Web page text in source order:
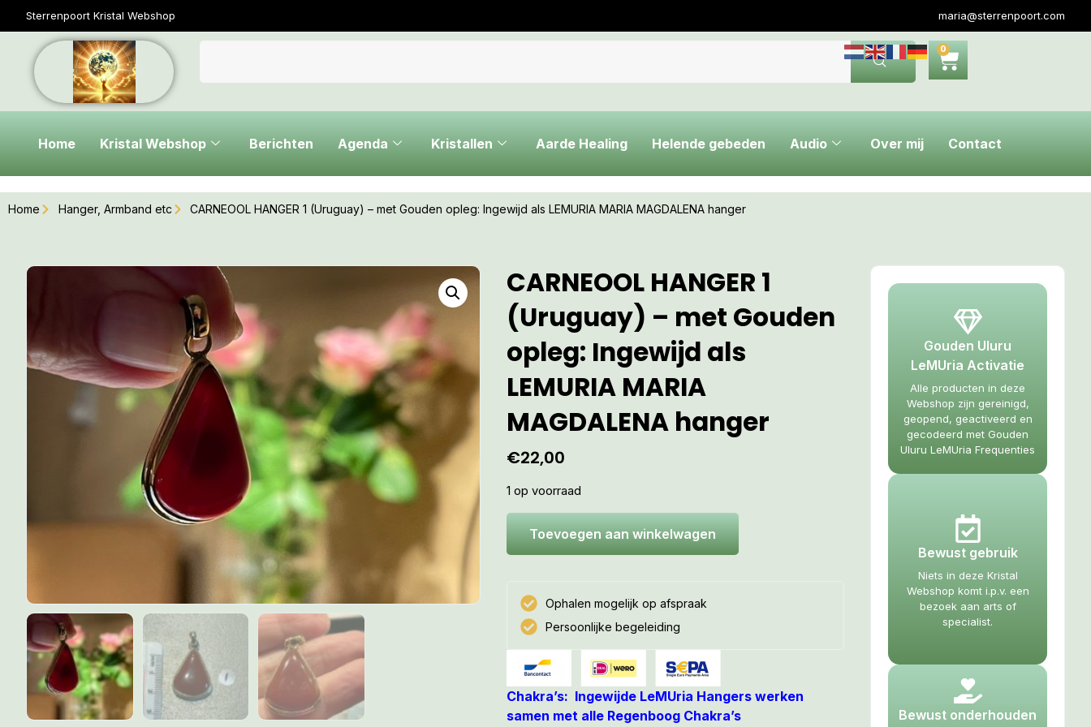
Sterrenpoort Kristal Webshop maria@sterrenpoort.com
0
Home Kristal Webshop Berichten Agenda Kristallen Aarde Healing Helende gebeden Audio Over mij Contact
Home Hanger, Armband etc CARNEOOL HANGER 1 (Uruguay) – met Gouden opleg: Ingewijd als LEMURIA MARIA MAGDALENA hanger
CARNEOOL HANGER 1
(Uruguay) – met Gouden
opleg: Ingewijd als
LEMURIA MARIA
MAGDALENA hanger
€22,00
1 op voorraad
Toevoegen aan winkelwagen
Ophalen mogelijk op afspraak
Persoonlijke begeleiding
Chakra’s: Ingewijde LeMUria Hangers werken
samen met alle Regenboog Chakra’s
Gouden Uluru
LeMUria Activatie
Alle producten in deze
Webshop zijn gereinigd,
geopend, geactiveerd en
gecodeerd met Gouden
Uluru LeMUria Frequenties
Bewust gebruik
Niets in deze Kristal
Webshop komt i.p.v. een
bezoek aan arts of
specialist.
Bewust onderhouden